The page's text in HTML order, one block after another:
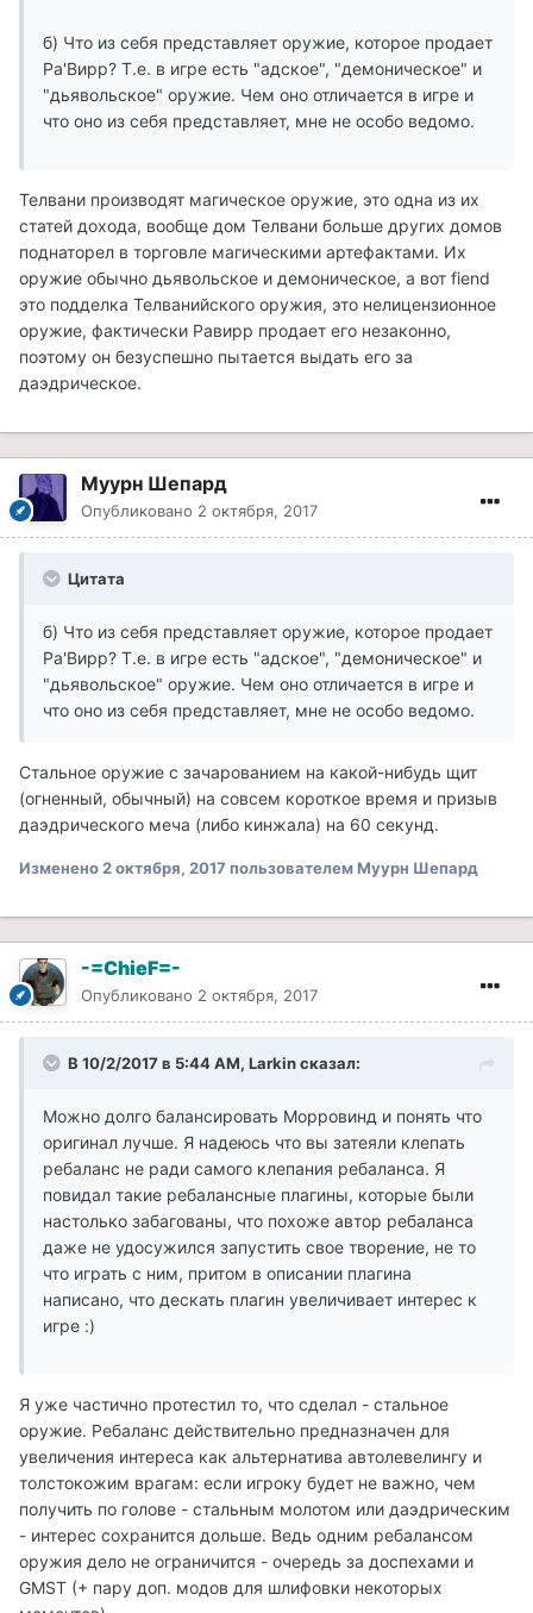
б) Что из себя представляет оружие, которое продает
Ра'Вирр? Т.е. в игре есть "адское", "демоническое" и
"дьявольское" оружие. Чем оно отличается в игре и
что оно из себя представляет, мне не особо ведомо.
Телвани производят магическое оружие, это одна из их
статей дохода, вообще дом Телвани больше других домов
поднаторел в торговле магическими артефактами. Их
оружие обычно дьявольское и демоническое, а вот fiend
это подделка Телванийского оружия, это нелицензионное
оружие, фактически Равирр продает его незаконно,
поэтому он безуспешно пытается выдать его за
даэдрическое.
Муурн Шепард
Опубликовано 2 октября, 2017
Цитата
б) Что из себя представляет оружие, которое продает
Ра'Вирр? Т.е. в игре есть "адское", "демоническое" и
"дьявольское" оружие. Чем оно отличается в игре и
что оно из себя представляет, мне не особо ведомо.
Стальное оружие с зачарованием на какой-нибудь щит
(огненный, обычный) на совсем короткое время и призыв
даэдрического меча (либо кинжала) на 60 секунд.
Изменено2 октября, 2017 пользователем Муурн Шепард
-=ChieF=-
Опубликовано 2 октября, 2017
В 10/2/2017 в 5:44 AM, Larkin сказал:
Можно долго балансировать Морровинд и понять что
оригинал лучше. Я надеюсь что вы затеяли клепать
ребаланс не ради самого клепания ребаланса. Я
повидал такие ребалансные плагины, которые были
настолько забагованы, что похоже автор ребаланса
даже не удосужился запустить свое творение, не то
что играть с ним, притом в описании плагина
написано, что дескать плагин увеличивает интерес к
игре :)
Я уже частично протестил то, что сделал - стальное
оружие. Ребаланс действительно предназначен для
увеличения интереса как альтернатива автолевелингу и
толстокожим врагам: если игроку будет не важно, чем
получить по голове - стальным молотом или даэдрическим
- интерес сохранится дольше. Ведь одним ребалансом
оружия дело не ограничится - очередь за доспехами и
GMST (+ пару доп. модов для шлифовки некоторых